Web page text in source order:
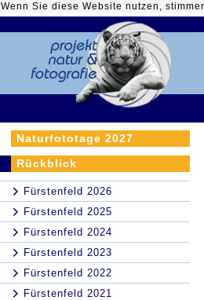
Wenn Sie diese Website nutzen,
Naturfototage 2027
Rückblick
Fürstenfeld 2026
Fürstenfeld 2025
Fürstenfeld 2024
Fürstenfeld 2023
Fürstenfeld 2022
Fürstenfeld 2021